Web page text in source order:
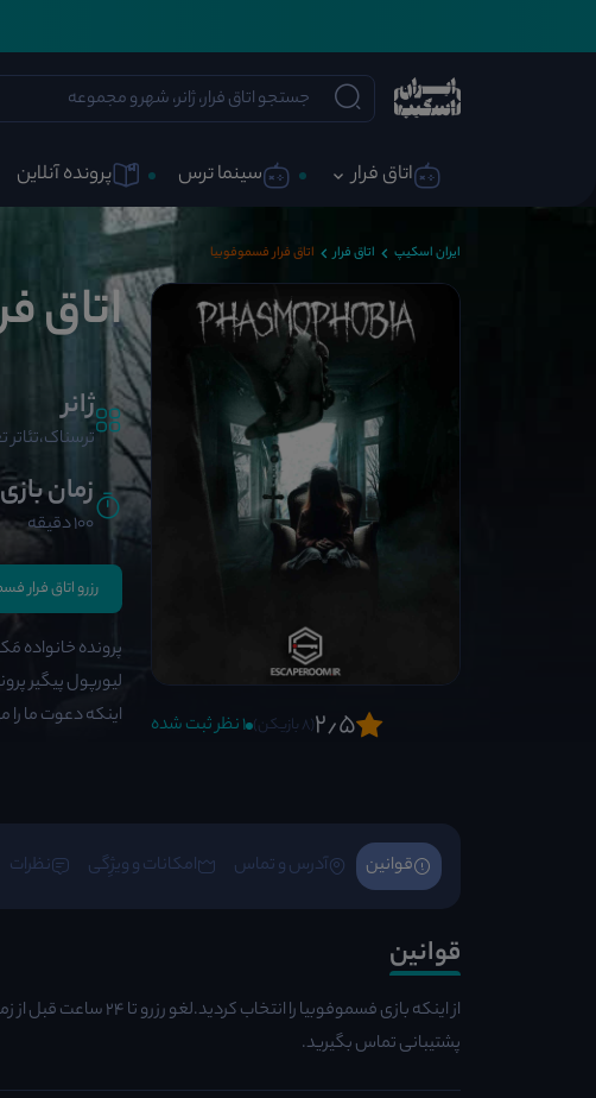
اتاق فرار سینما ترس پرونده آنلاین
ایران اسکیپ اتاق فرار اتاق فرار فسموفوبیا
2٫5(8 بازیکن) 1 نظر ثبت شده
اتاق
ژانر
زمان بازی
100 دقیقه
رزرو اتاق فرار
پرونده خانواده
اینکه دعوت ما را
قوانین آدرس و تماس امکانات و ویژِگی نظرات
قوانین
از اینکه بازی
پشتیبانی تماس بگیرید.